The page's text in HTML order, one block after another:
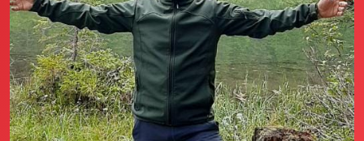
La fondatrice Valeria Pilla
Annunci Donne
Agenzia matrimoniale Club di Più
Love Notebook